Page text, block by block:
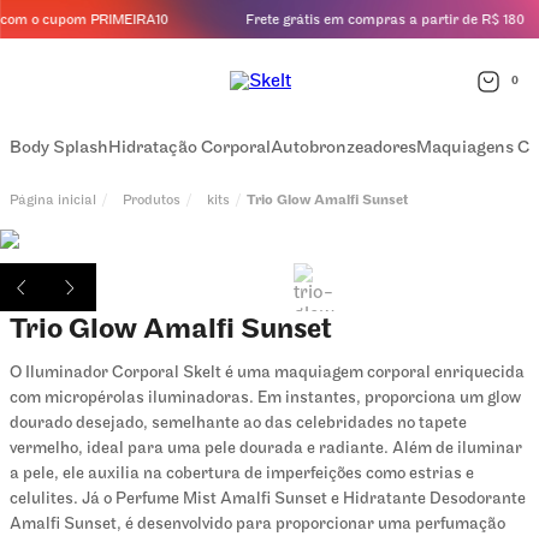
o cupom PRIMEIRA10 Frete grátis em compras a partir de R$ 180
0
Body SplashHidratação CorporalAutobronzeadoresMaquiagens
Produtos kits Trio Glow Amalfi Sunset
Trio Glow Amalfi Sunset
O Iluminador Corporal Skelt é uma maquiagem corporal enriquecida
com micropérolas iluminadoras. Em instantes, proporciona um glow
dourado desejado, semelhante ao das celebridades no tapete
vermelho, ideal para uma pele dourada e radiante. Além de iluminar
a pele, ele auxilia na cobertura de imperfeições como estrias e
celulites. Já o Perfume Mist Amalfi Sunset e Hidratante Desodorante
Amalfi Sunset, é desenvolvido para proporcionar uma perfumação